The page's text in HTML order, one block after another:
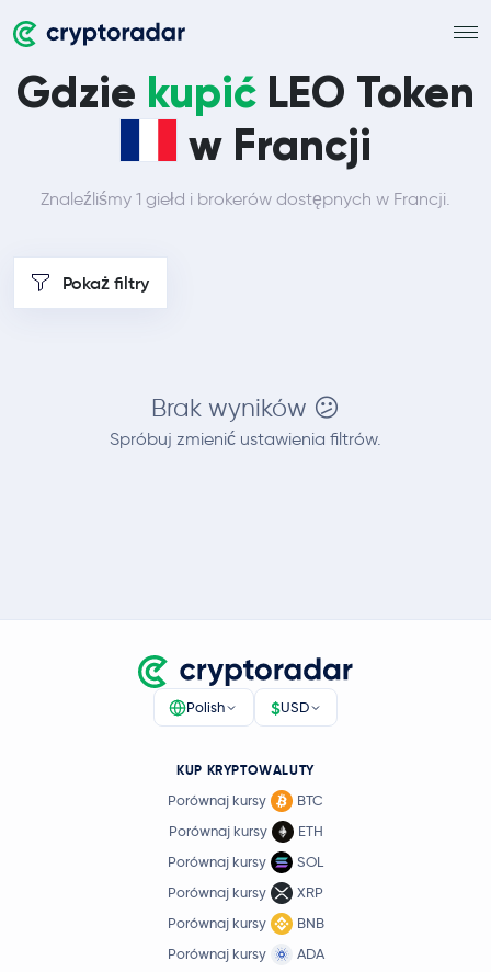
Gdzie kupić LEO Token
w Francji
Znaleźliśmy 1 giełd i brokerów dostępnych w Francji.
Pokaż filtry
Brak wyników 😕
Spróbuj zmienić ustawienia filtrów.
Polish $USD
KUP KRYPTOWALUTY
Porównaj kursy
BTC
Porównaj kursy
ETH
Porównaj kursy
SOL
Porównaj kursy
XRP
Porównaj kursy
BNB
Porównaj kursy
ADA